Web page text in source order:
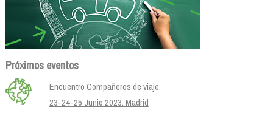
Próximos eventos
Encuentro Compañeros de viaje.
23-24-25 Junio 2023. Madrid